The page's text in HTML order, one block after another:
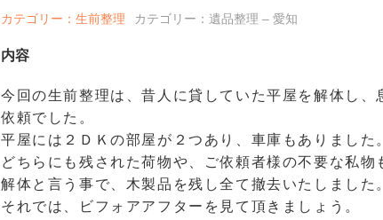
カテゴリー：生前整理 カテゴリー：遺品整理 – 愛知
内容
今回の生前整理は、昔人に貸していた平屋を解体し
依頼でした。
平屋には２ＤＫの部屋が２つあり、車庫もありました
どちらにも残された荷物や、ご依頼者様の不要な私物
解体と言う事で、木製品を残し全て撤去いたしました
それでは、ビフォアアフターを見て頂きましょう。